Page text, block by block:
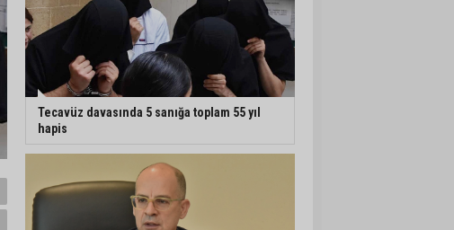
Tecavüz davasında 5 sanığa toplam 55 yıl
hapis